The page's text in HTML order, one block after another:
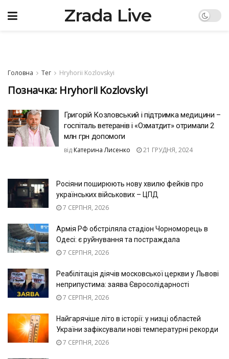
Zrada Live
Головна Тег Hryhorii Kozlovskyi
Позначка: Hryhorii Kozlovskyi
Григорій Козловський і підтримка медицини –
госпіталь ветеранів і «Охматдит» отримали 2
млн грн допомоги
від Катерина Лисенко 21 ГРУДНЯ, 2024
Росіяни поширюють нову хвилю фейків про
українських військових – ЦПД
7 СЕРПНЯ, 2026
Армія РФ обстріляла стадіон Чорноморець в
Одесі: є руйнування та постраждала
7 СЕРПНЯ, 2026
Реабілітація діячів московської церкви у Львові
неприпустима: заява Євросолідарності
7 СЕРПНЯ, 2026
Найгарячіше літо в історії: у низці областей
України зафіксували нові температурні рекорди
7 СЕРПНЯ, 2026